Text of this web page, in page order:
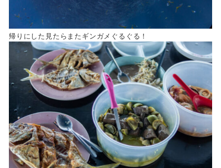
帰りにした見たらまたギンガメぐるぐる！